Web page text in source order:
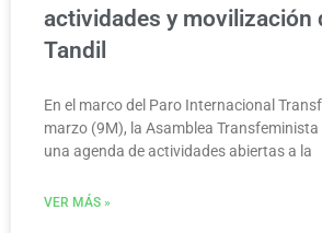
actividades y movilización
Tandil
En el marco del Paro Internacional
marzo (9M), la Asamblea Transfeminista
una agenda de actividades abiertas a la
VER MÁS »